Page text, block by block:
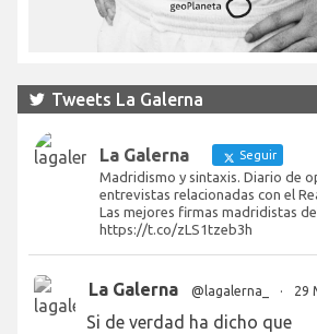
Tweets La Galerna
La Galerna Seguir
Madridismo y sintaxis. Diario de
entrevistas relacionadas con el
Las mejores firmas madridistas
https://t.co/zLS1tzeb3h
La Galerna @lagalerna_ · 29
Si de verdad ha dicho que